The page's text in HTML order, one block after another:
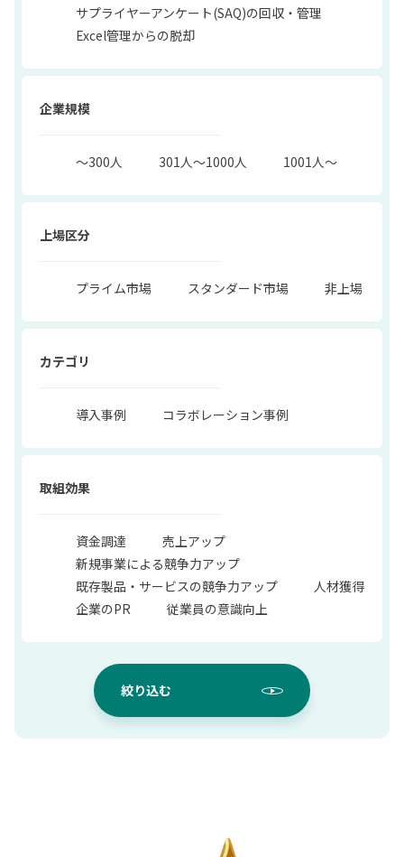
サプライヤーアンケート(SAQ)の回収・管理
Excel管理からの脱却
企業規模
〜300人 301人〜1000人 1001人〜
上場区分
プライム市場 スタンダード市場 非上場
カテゴリ
導入事例 コラボレーション事例
取組効果
資金調達
売上アップ
新規事業による競争力アップ
既存製品・サービスの競争力アップ
人材獲得
企業のPR
従業員の意識向上
絞り込む